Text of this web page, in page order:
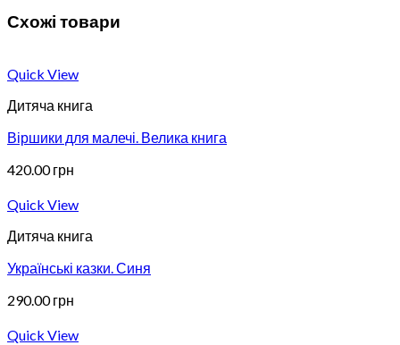
Схожі товари
Quick View
Дитяча книга
Віршики для малечі. Велика книга
420.00грн
Quick View
Дитяча книга
Українські казки. Синя
290.00грн
Quick View